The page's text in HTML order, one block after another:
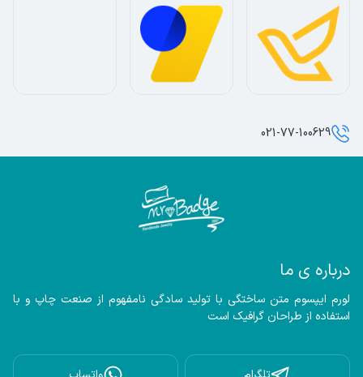
درباره ی ما
استفاده از طراحان گرافیک است
021-77-100629